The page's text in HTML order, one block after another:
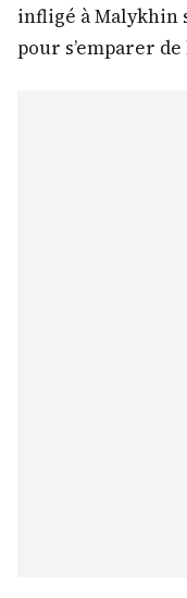
infligé à Malykhin
pour s’emparer